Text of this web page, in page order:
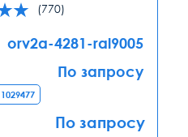
(770)
orv2a-4281-ral9005
По запросу
По запросу